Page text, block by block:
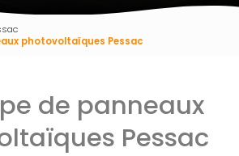
photovoltaïques Pessac
de panneaux
Pessac